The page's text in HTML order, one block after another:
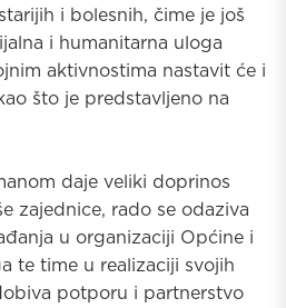
i bolesnih, čime je još
i humanitarna uloga
aktivnostima nastavit će i
što je predstavljeno na
daje veliki doprinos
zajednice, rado se odaziva
u organizaciji Općine i
te time u realizaciji svojih
potporu i partnerstvo